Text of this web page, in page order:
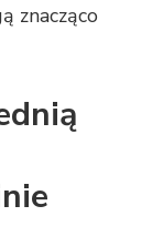
znacząco